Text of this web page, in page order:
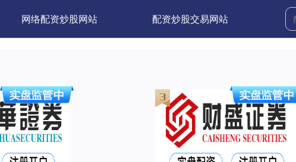
网络配资炒股网站 配资炒股交易网站